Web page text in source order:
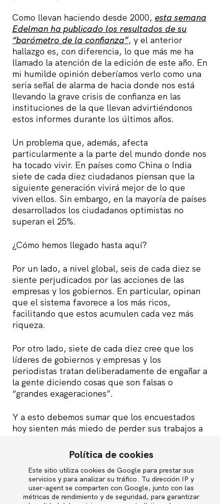
English
Como llevan haciendo desde 2000, esta semana
Edelman ha publicado los resultados de su
“barómetro de la confianza”, y el anterior
hallazgo es, con diferencia, lo que más me ha
llamado la atención de la edición de este año. En
mi humilde opinión deberíamos verlo como una
seria señal de alarma de hacia donde nos está
llevando la grave crisis de confianza en las
instituciones de la que llevan advirtiéndonos
estos informes durante los últimos años.
Un problema que, además, afecta
particularmente a la parte del mundo donde nos
ha tocado vivir. En países como China o India
siete de cada diez ciudadanos piensan que la
siguiente generación vivirá mejor de lo que
viven ellos. Sin embargo, en la mayoría de países
desarrollados los ciudadanos optimistas no
superan el 25%.
¿Cómo hemos llegado hasta aquí?
Por un lado, a nivel global, seis de cada diez se
siente perjudicados por las acciones de las
empresas y los gobiernos. En particular, opinan
que el sistema favorece a los más ricos,
facilitando que estos acumulen cada vez más
riqueza.
Por otro lado, siete de cada diez cree que los
líderes de gobiernos y empresas y los
periodistas tratan deliberadamente de engañar a
la gente diciendo cosas que son falsas o
“grandes exageraciones”.
Y a esto debemos sumar que los encuestados
hoy sienten más miedo de perder sus trabajos a
una recesión (63%), conflictos comerciales
la falta de formación (58%).
Además, en España deberíamos prestar especial
Política de cookies
Este sitio utiliza cookies de Google para prestar sus
servicios y para analizar su tráfico. Tu dirección IP y
user-agent se comparten con Google, junto con las
métricas de rendimiento y de seguridad, para garantizar